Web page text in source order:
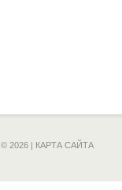
© 2026 | КАРТА САЙТА